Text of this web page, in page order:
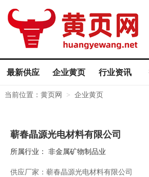
最新供应 企业黄页 行业资讯
当前位置： 黄页网 > 企业黄页
蕲春晶源光电材料有限公司
所属行业： 非金属矿物制品业
供应厂家： 蕲春晶源光电材料有限公司